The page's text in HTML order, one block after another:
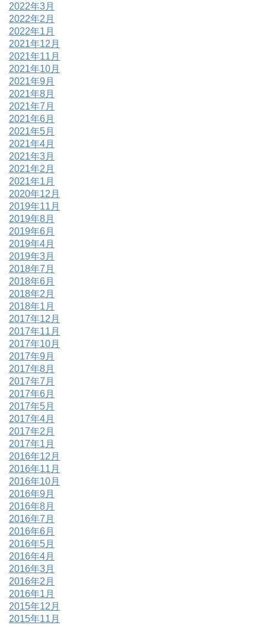
2022年3月
2022年2月
2022年1月
2021年12月
2021年11月
2021年10月
2021年9月
2021年8月
2021年7月
2021年6月
2021年5月
2021年4月
2021年3月
2021年2月
2021年1月
2020年12月
2019年11月
2019年8月
2019年6月
2019年4月
2019年3月
2018年7月
2018年6月
2018年2月
2018年1月
2017年12月
2017年11月
2017年10月
2017年9月
2017年8月
2017年7月
2017年6月
2017年5月
2017年4月
2017年2月
2017年1月
2016年12月
2016年11月
2016年10月
2016年9月
2016年8月
2016年7月
2016年6月
2016年5月
2016年4月
2016年3月
2016年2月
2016年1月
2015年12月
2015年11月